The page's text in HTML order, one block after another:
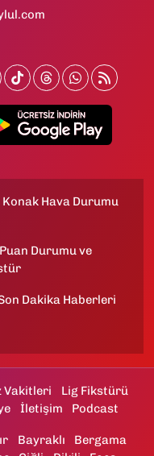
Konak Hava Durumu
Puan Durumu ve
Dakika Haberleri
Vakitleri
Lig Fikstürü
İletişim Podcast
Bayraklı
Bergama